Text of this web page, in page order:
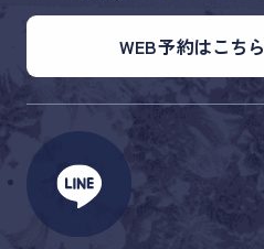
WEB予約はこちら